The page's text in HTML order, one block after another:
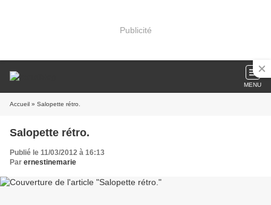
Publicité
MENU
Accueil » Salopette rétro.
Salopette rétro.
Publié le 11/03/2012 à 16:13
Par ernestinemarie